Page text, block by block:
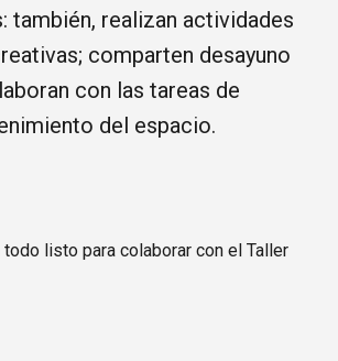
también, realizan actividades
comparten desayuno
con las tareas de
del espacio.